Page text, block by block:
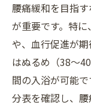
腰痛と
腰痛ケ
温泉で
法
泉質選びが
腰痛緩和を目指
が重要です。特
や、血行促進が
はぬるめ（38〜
間の入浴が可能
分表を確認し、